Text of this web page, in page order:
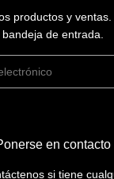
productos y
bandeja de entrada.
en contacto
si tiene